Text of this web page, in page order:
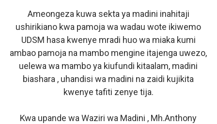
Ameongeza kuwa sekta ya madini inahitaji
ushirikiano kwa pamoja wa wadau wote ikiwemo
UDSM hasa kwenye mradi huo wa miaka kumi
ambao pamoja na mambo mengine itajenga uwezo,
uelewa wa mambo ya kiufundi kitaalam, madini
biashara , uhandisi wa madini na zaidi kujikita
kwenye tafiti zenye tija.
Kwa upande wa Waziri wa Madini , Mh.Anthony